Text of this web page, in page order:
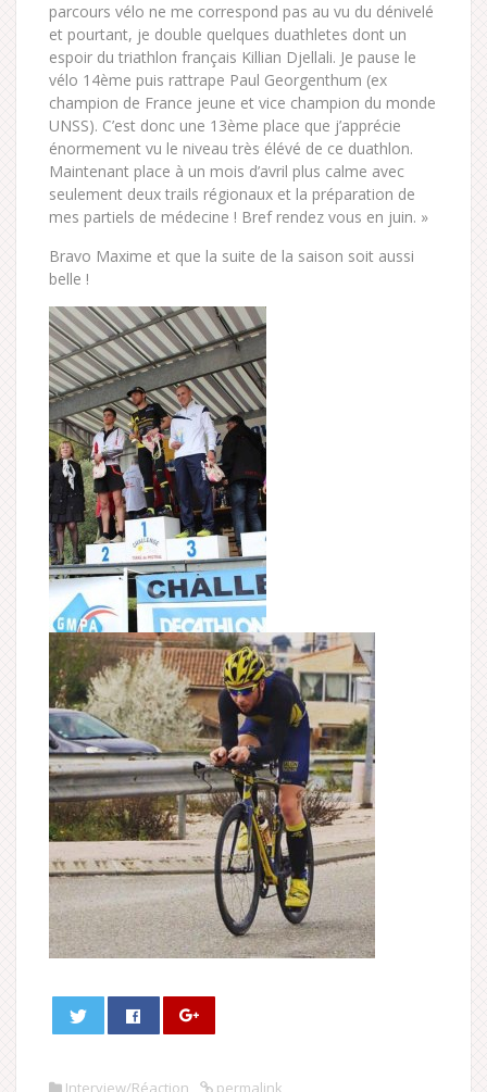
parcours vélo ne me correspond pas au vu du dénivelé
et pourtant, je double quelques duathletes dont un
espoir du triathlon français Killian Djellali. Je pause le
vélo 14ème puis rattrape Paul Georgenthum (ex
champion de France jeune et vice champion du monde
UNSS). C’est donc une 13ème place que j’apprécie
énormement vu le niveau très élévé de ce duathlon.
Maintenant place à un mois d’avril plus calme avec
seulement deux trails régionaux et la préparation de
mes partiels de médecine ! Bref rendez vous en juin. »
Bravo Maxime et que la suite de la saison soit aussi
belle !
Interview/Réaction permalink